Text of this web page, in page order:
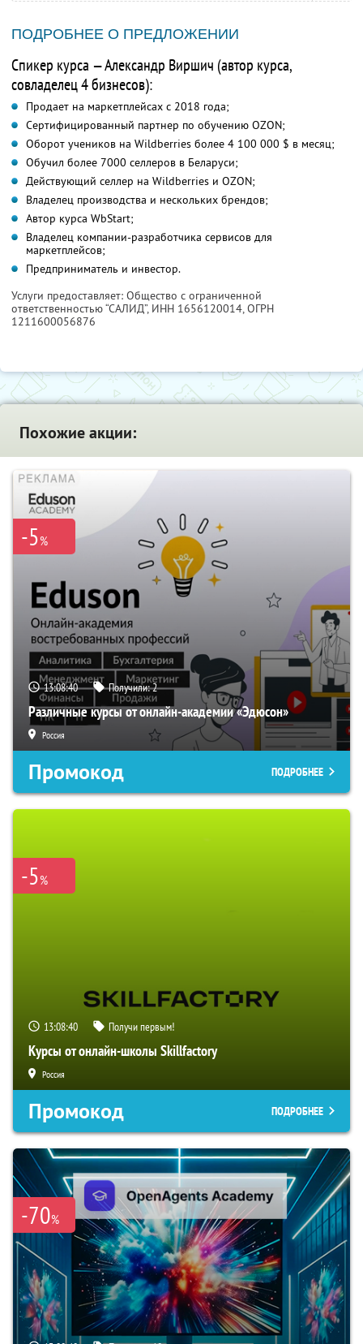
ПОДРОБНЕЕ О ПРЕДЛОЖЕНИИ
Спикер курса — Александр Виршич (автор курса,
совладелец 4 бизнесов):
Продает на маркетплейсах с 2018 года;
Сертифицированный партнер по обучению OZON;
Оборот учеников на Wildberries более 4 100 000 $ в месяц;
Обучил более 7000 селлеров в Беларуси;
Действующий селлер на Wildberries и OZON;
Владелец производства и нескольких брендов;
Автор курса WbStart;
Владелец компании-разработчика сервисов для
маркетплейсов;
Предприниматель и инвестор.
Услуги предоставляет: Общество с ограниченной
ответственностью “САЛИД”, ИНН 1656120014, ОГРН
1211600056876
Похожие акции:
-5%
13:08:39 Получили:2
Различные курсы от онлайн-академии «Эдюсон»
Россия
Промокод ПОДРОБНЕЕ
-5%
13:08:39 Получи первым!
Курсы от онлайн-школы Skillfactory
Россия
Промокод ПОДРОБНЕЕ
-70%